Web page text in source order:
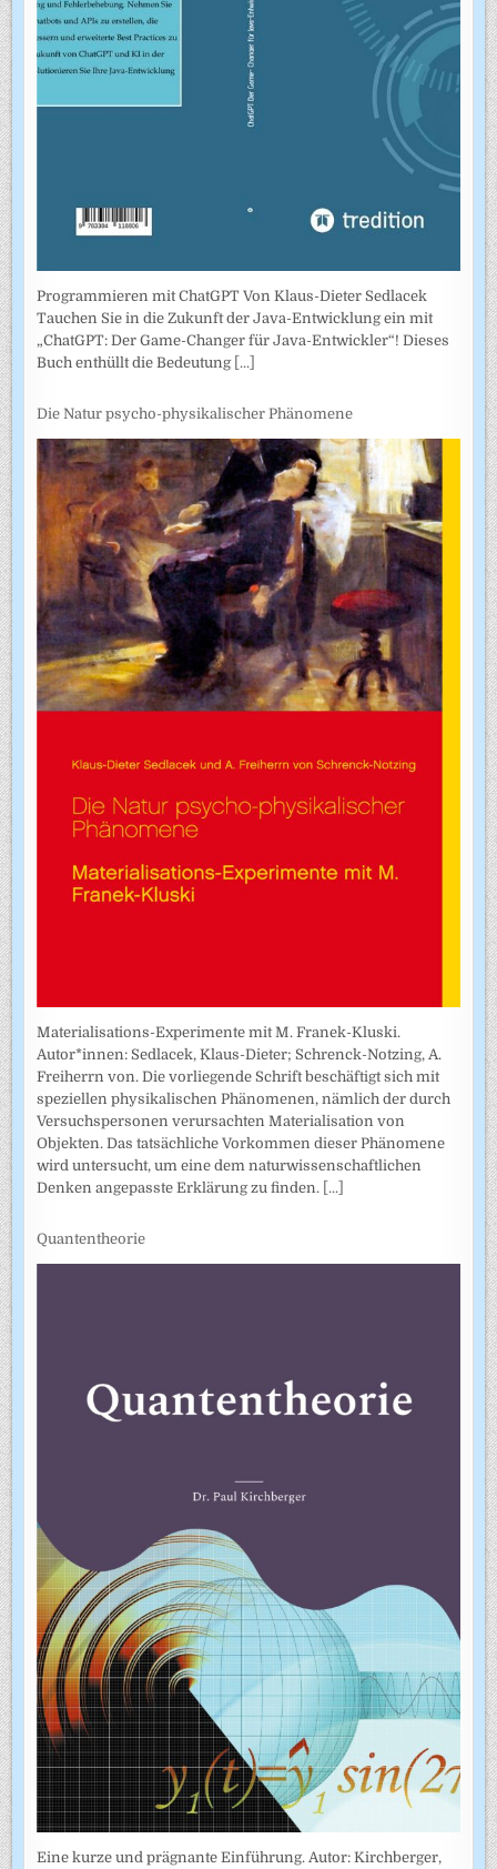
Programmieren mit ChatGPT Von Klaus-Dieter Sedlacek
Tauchen Sie in die Zukunft der Java-Entwicklung ein mit
„ChatGPT: Der Game-Changer für Java-Entwickler“! Dieses
Buch enthüllt die Bedeutung [...]
Die Natur psycho-physikalischer Phänomene
Materialisations-Experimente mit M. Franek-Kluski.
Autor*innen: Sedlacek, Klaus-Dieter; Schrenck-Notzing, A.
Freiherrn von. Die vorliegende Schrift beschäftigt sich mit
speziellen physikalischen Phänomenen, nämlich der durch
Versuchspersonen verursachten Materialisation von
Objekten. Das tatsächliche Vorkommen dieser Phänomene
wird untersucht, um eine dem naturwissenschaftlichen
Denken angepasste Erklärung zu finden. [...]
Quantentheorie
Eine kurze und prägnante Einführung. Autor: Kirchberger,